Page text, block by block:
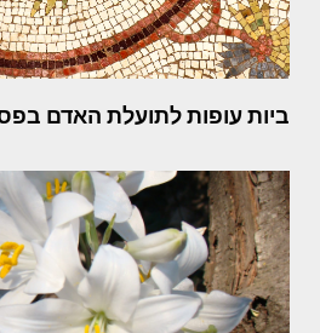
ביות עופות לתועלת האדם